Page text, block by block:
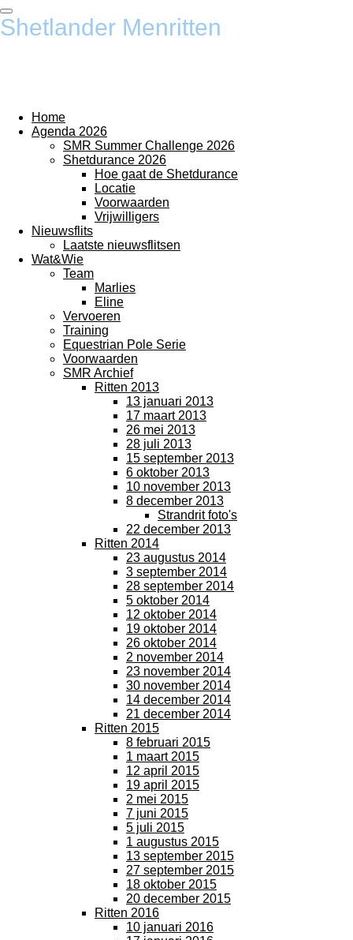
Ga
direct
Shetlander Menritten
Home
Agenda 2026
SMR Summer Challenge 2026
Shetdurance 2026
Hoe gaat de Shetdurance
Locatie
Voorwaarden
Vrijwilligers
Nieuwsflits
Laatste nieuwsflitsen
Wat&Wie
Team
Marlies
Eline
Vervoeren
Training
Equestrian Pole Serie
Voorwaarden
SMR Archief
Ritten 2013
13 januari 2013
17 maart 2013
26 mei 2013
28 juli 2013
15 september 2013
6 oktober 2013
10 november 2013
8 december 2013
Strandrit foto's
22 december 2013
Ritten 2014
23 augustus 2014
3 september 2014
28 september 2014
5 oktober 2014
12 oktober 2014
19 oktober 2014
26 oktober 2014
2 november 2014
23 november 2014
30 november 2014
14 december 2014
21 december 2014
Ritten 2015
8 februari 2015
1 maart 2015
12 april 2015
19 april 2015
2 mei 2015
7 juni 2015
5 juli 2015
1 augustus 2015
13 september 2015
27 september 2015
18 oktober 2015
20 december 2015
Ritten 2016
10 januari 2016